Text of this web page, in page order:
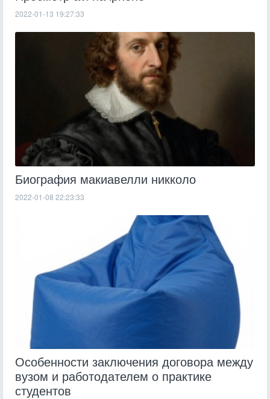
2022-01-13 19:27:33
Биография макиавелли никколо
2022-01-08 22:23:33
Особенности заключения договора между
вузом и работодателем о практике
студентов